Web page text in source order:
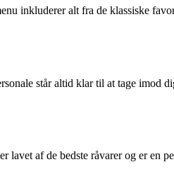
inkluderer alt fra de klassiske
står altid klar til at tage imod
af de bedste råvarer og er en